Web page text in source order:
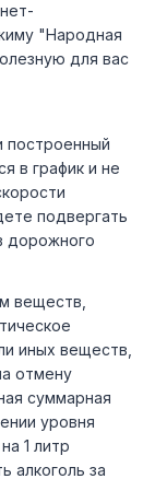
"Народная
для вас
построенный
в график и не
подвергать
дорожного
веществ,
иных веществ,
отмену
суммарная
уровня
1 литр
алкоголь за